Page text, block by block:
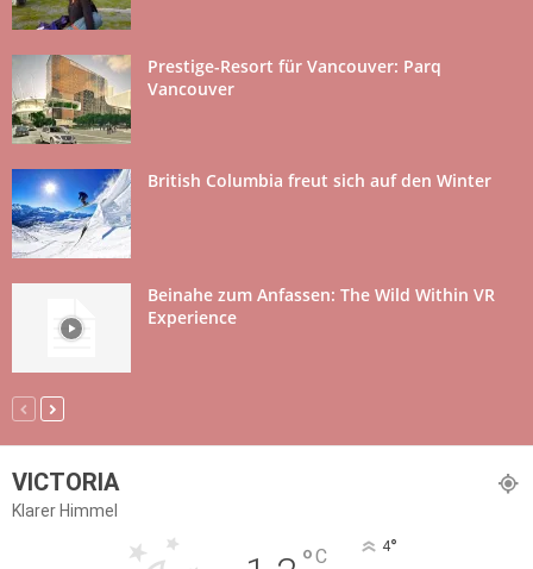
Prestige-Resort für Vancouver: Parq
Vancouver
British Columbia freut sich auf den Winter
Beinahe zum Anfassen: The Wild Within VR
Experience
VICTORIA
Klarer Himmel
C 4°